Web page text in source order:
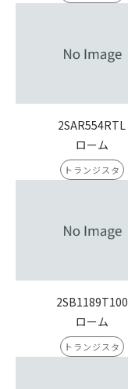
2SAR554RTL
ローム
トランジスタ
2SB1189T100
ローム
トランジスタ